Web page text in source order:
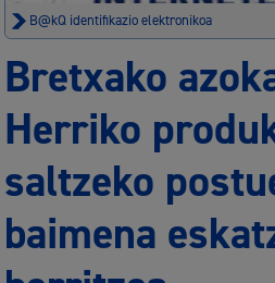
B@kQ identifikazio elektronikoa
Bretxako
Herriko
saltzeko
baimena